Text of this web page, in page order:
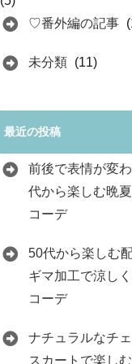
♡番外編の記事
未分類 (11)
最近の投稿
前後で表情が変
代から楽しむ晩
コーデ
50代から楽しむ
ギマ加工で涼し
コーデ
ナチュラルなチ
スカートで楽し